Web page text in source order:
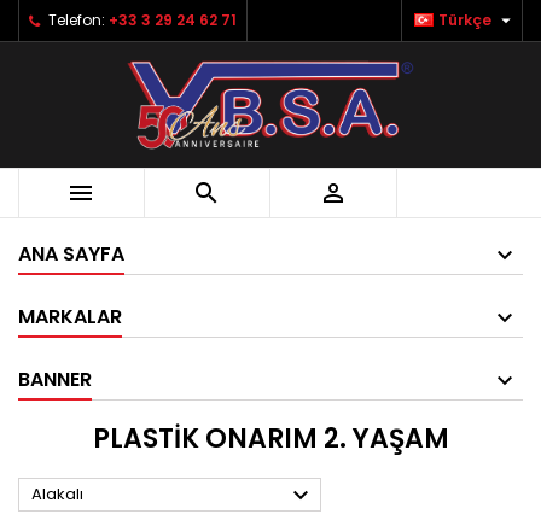
Telefon: +33 3 29 24 62 71 Türkçe 
  
ANA SAYFA
MARKALAR
BANNER
PLASTİK ONARIM 2. YAŞAM
Alakalı 